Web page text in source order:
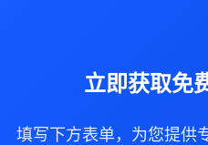
立即获取免
填写下方表单，为您提供